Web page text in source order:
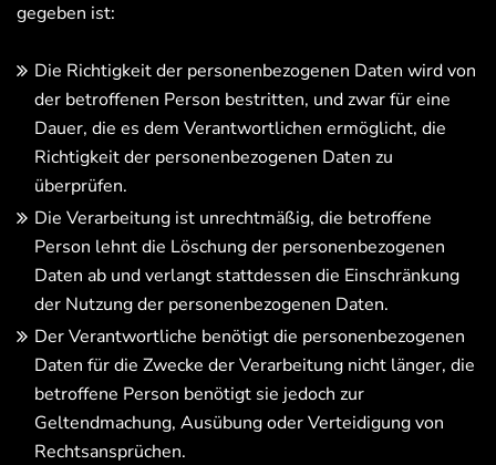
gegeben ist:
Die Richtigkeit der personenbezogenen Daten wird von
der betroffenen Person bestritten, und zwar für eine
Dauer, die es dem Verantwortlichen ermöglicht, die
Richtigkeit der personenbezogenen Daten zu
überprüfen.
Die Verarbeitung ist unrechtmäßig, die betroffene
Person lehnt die Löschung der personenbezogenen
Daten ab und verlangt stattdessen die Einschränkung
der Nutzung der personenbezogenen Daten.
Der Verantwortliche benötigt die personenbezogenen
Daten für die Zwecke der Verarbeitung nicht länger, die
betroffene Person benötigt sie jedoch zur
Geltendmachung, Ausübung oder Verteidigung von
Rechtsansprüchen.